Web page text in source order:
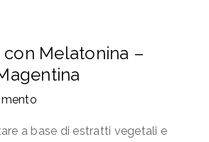
Melatonina –
a base di estratti vegetali e